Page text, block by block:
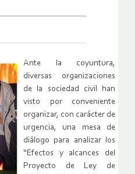
Ante la coyuntura,
diversas organizaciones
de la sociedad civil han
visto por conveniente
organizar, con carácter de
urgencia, una mesa de
diálogo para analizar los
“Efectos y alcances del
Proyecto de Ley de